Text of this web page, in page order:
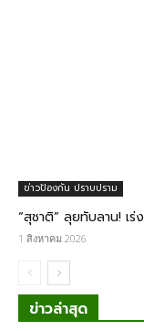
ข่าวป้องกัน ปราบปราม
“สุชาติ” ลุยทับลาน! เ
1 สิงหาคม 2026
ข่าวล่าสุด